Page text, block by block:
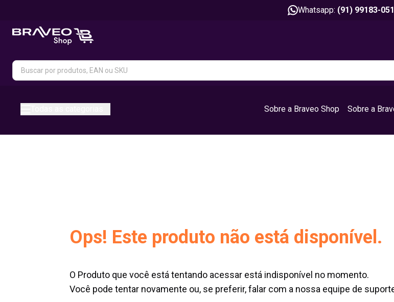
Whatsapp: (91) 99183-
Sobre a Braveo Shop Sobre a
Ops! Este produto não está disponível.
O Produto que você está tentando acessar está indisponível no momento.
Você pode tentar novamente ou, se preferir, falar com a nossa equipe de